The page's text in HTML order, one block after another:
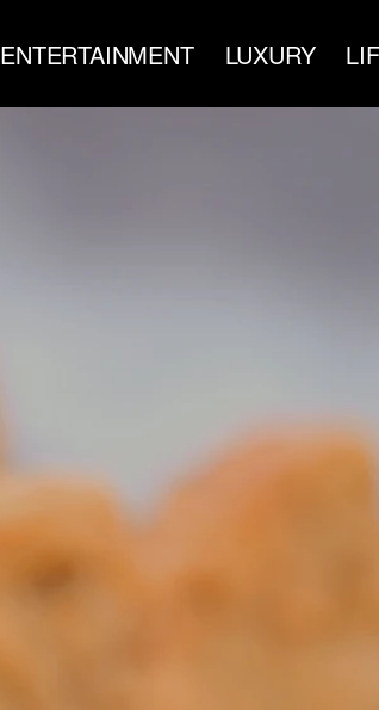
ENTERTAINMENT LUXURY